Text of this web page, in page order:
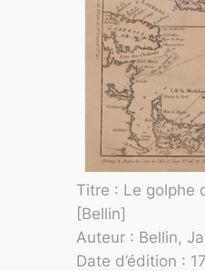
Titre : Le golphe
[Bellin]
Auteur : Bellin,
Date d’édition :